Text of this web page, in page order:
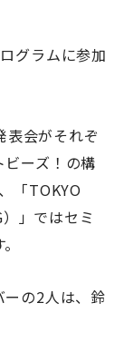
グラムに参加
会がそれぞ
ーズ！の構
「TOKYO
」ではセミ
ーの2人は、鈴